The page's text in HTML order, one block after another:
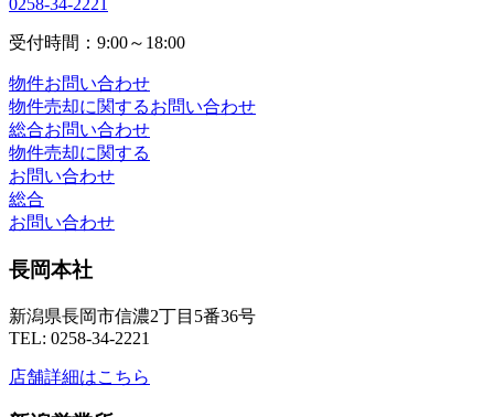
0258-34-2221
受付時間：9:00～18:00
物件お問い合わせ
物件売却に関するお問い合わせ
総合お問い合わせ
物件売却に関する
お問い合わせ
総合
お問い合わせ
長岡本社
新潟県長岡市信濃2丁目5番36号
TEL: 0258-34-2221
店舗詳細はこちら